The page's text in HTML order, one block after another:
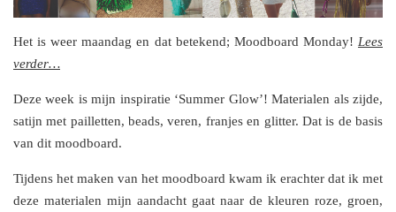
Het is weer maandag en dat betekend; Moodboard Monday! Lees
verder…
Deze week is mijn inspiratie ‘Summer Glow’! Materialen als zijde,
satijn met pailletten, beads, veren, franjes en glitter. Dat is de basis
van dit moodboard.
Tijdens het maken van het moodboard kwam ik erachter dat ik met
deze materialen mijn aandacht gaat naar de kleuren roze, groen,